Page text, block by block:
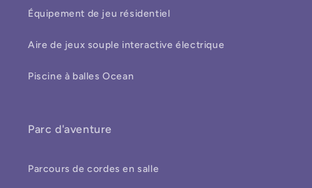
Équipement de jeu résidentiel
Aire de jeux souple interactive électrique
Piscine à balles Ocean
Parc d'aventure
Parcours de cordes en salle